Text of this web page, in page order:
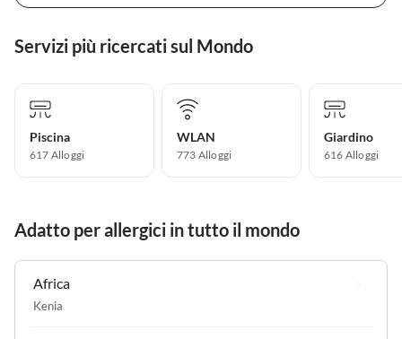
Servizi più ricercati sul Mondo
Piscina
617 Alloggi
WLAN
773 Alloggi
Giardino
616 Alloggi
Adatto per allergici in tutto il mondo
Africa
Kenia